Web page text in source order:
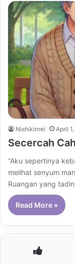
Nishikinrei April
Secercah
“Aku sepertinya
melihat senyum
Ruangan yang
Read More »